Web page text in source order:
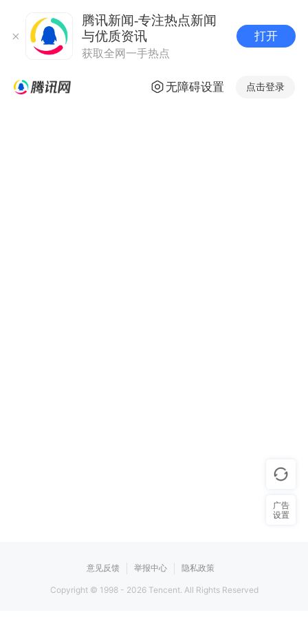
腾讯新闻-专注热点新闻
与优质资讯
获取全网一手热点
打开
无障碍设置 点击登录
意见反馈 举报中心 隐私政策
Copyright © 1998 - 2026Tencent. All Rights Reserved
广告
设置